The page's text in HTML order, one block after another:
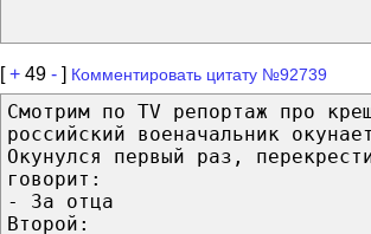
[+ 49 - ] Комментировать цитату №92739
Смотрим по TV репортаж про
российский военачальник
Окунулся первый раз,
говорит:
- За отца
Второй: